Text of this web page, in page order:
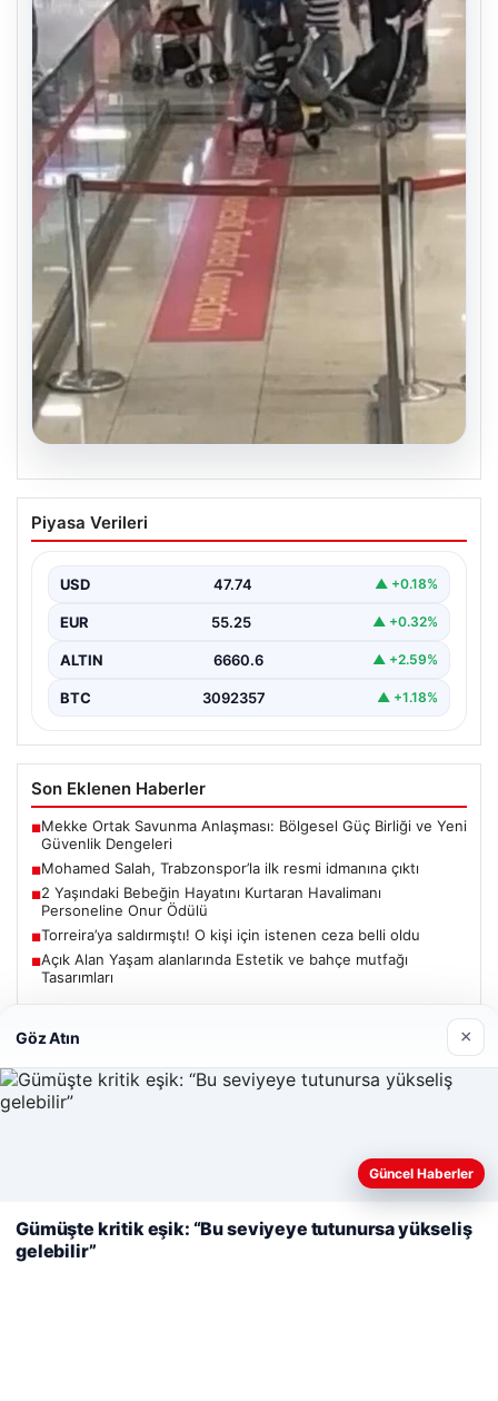
2 Yaşındaki Bebeğin Hayatını Kurtaran
Havalimanı Personeline Onur Ödülü
bir olayda, 2 yaşındaki Liam adlı bebek nefes…
Piyasa Verileri
USD 47.74 ▲ +0.18%
EUR 55.25 ▲ +0.32%
ALTIN 6660.6 ▲ +2.59%
BTC 3092357 ▲ +1.18%
Son Eklenen Haberler
■Mekke Ortak Savunma Anlaşması: Bölgesel Güç Birliği ve Yeni
Güvenlik Dengeleri
■Mohamed Salah, Trabzonspor’la ilk resmi idmanına çıktı
■2 Yaşındaki Bebeğin Hayatını Kurtaran Havalimanı
Personeline Onur Ödülü
■Torreira’ya saldırmıştı! O kişi için istenen ceza belli oldu
■Açık Alan Yaşam alanlarında Estetik ve bahçe mutfağı
Tasarımları
Güncel
Yeni Güvenlik Dengeleri
Web sitemizi nasıl kullandığınızı daha iyi anlayabilmek,
kullanıyoruz.
Çerez Politikamız
Reddet
Göz Atın ×
Güncel Haberler
Gümüşte kritik eşik: “Bu seviyeye tutunursa yükseliş
gelebilir”